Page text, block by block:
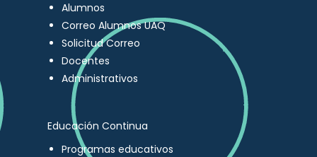
Alumnos
Correo Alumnos UAQ
Solicitud Correo
Docentes
Administrativos
Educación Continua
Programas educativos